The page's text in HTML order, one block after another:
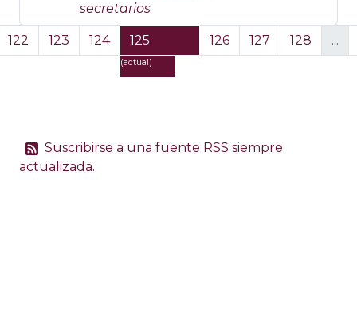
secretarios
122 123 124 125
(actual)
126 127 128 ...
Suscribirse a una fuente RSS siempre
actualizada.